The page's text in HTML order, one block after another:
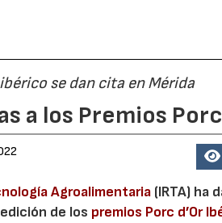
se dan cita en Mérida
a los Premios
Agroalimentaria (IRTA) ha
de los premios Porc d’Or